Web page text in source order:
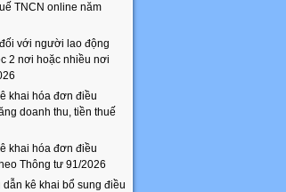
TNCN online năm
với người lao động
2 nơi hoặc nhiều nơi
khai hóa đơn điều
doanh thu, tiền thuế
khai hóa đơn điều
Thông tư 91/2026
dẫn kê khai bổ sung điều